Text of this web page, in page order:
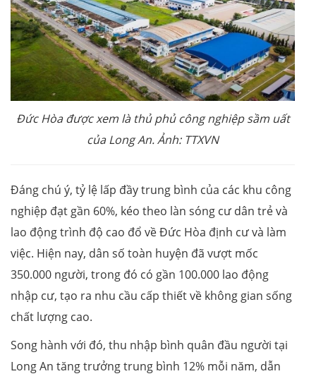
Đức Hòađược xem là thủ phủ công nghiệp sầm uất
của Long An. Ảnh: TTXVN
Đáng chú ý, tỷ lệ lấp đầy trung bình của các khu công
nghiệp đạt gần 60%, kéo theo làn sóng cư dân trẻ và
lao động trình độ cao đổ về Đức Hòa định cư và làm
việc. Hiện nay, dân số toàn huyện đã vượt mốc
350.000 người, trong đó có gần 100.000 lao động
nhập cư, tạo ra nhu cầu cấp thiết về không gian sống
chất lượng cao.
Song hành với đó, thu nhập bình quân đầu người tại
Long An tăng trưởng trung bình 12% mỗi năm, dẫn